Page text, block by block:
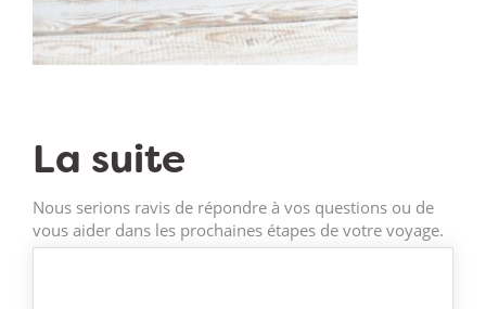
La suite
Nous serions ravis de répondre à vos questions ou de
vous aider dans les prochaines étapes de votre voyage.